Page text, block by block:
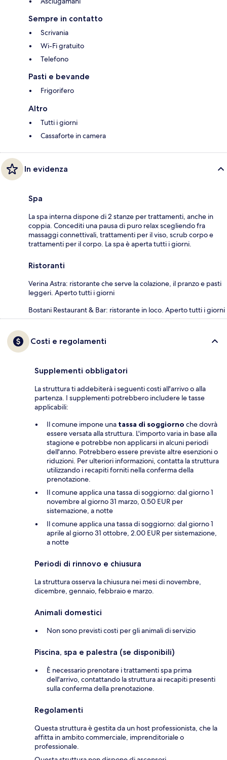
Sempre in contatto
Scrivania
Wi-Fi gratuito
Telefono
Pasti e bevande
Frigorifero
Altro
Tutti i giorni
Cassaforte in camera
In evidenza
Spa
La spa interna dispone di 2 stanze per trattamenti, anche in
coppia. Concediti una pausa di puro relax scegliendo fra
massaggi connettivali, trattamenti per il viso, scrub corpo e
trattamenti per il corpo. La spa è aperta tutti i giorni.
Ristoranti
Verina Astra: ristorante che serve la colazione, il pranzo e pasti
leggeri. Aperto tutti i giorni
Bostani Restaurant & Bar: ristorante in loco. Aperto tutti i giorni
Costi e regolamenti
Supplementi obbligatori
La struttura ti addebiterà i seguenti costi all'arrivo o alla
partenza. I supplementi potrebbero includere le tasse
applicabili:
Il comune impone una tassa di soggiorno che dovrà
essere versata alla struttura. L'importo varia in base alla
stagione e potrebbe non applicarsi in alcuni periodi
dell'anno. Potrebbero essere previste altre esenzioni o
riduzioni. Per ulteriori informazioni, contatta la struttura
utilizzando i recapiti forniti nella conferma della
prenotazione.
Il comune applica una tassa di soggiorno: dal giorno 1
novembre al giorno 31 marzo, 0.50 EUR per
sistemazione, a notte
Il comune applica una tassa di soggiorno: dal giorno 1
aprile al giorno 31 ottobre, 2.00 EUR per sistemazione,
a notte
Periodi di rinnovo e chiusura
La struttura osserva la chiusura nei mesi di novembre,
dicembre, gennaio, febbraio e marzo.
Animali domestici
Non sono previsti costi per gli animali di servizio
Piscina, spa e palestra (se disponibili)
È necessario prenotare i trattamenti spa prima
dell'arrivo, contattando la struttura ai recapiti presenti
sulla conferma della prenotazione.
Regolamenti
Questa struttura è gestita da un host professionista, che la
affitta in ambito commerciale, imprenditoriale o
professionale.